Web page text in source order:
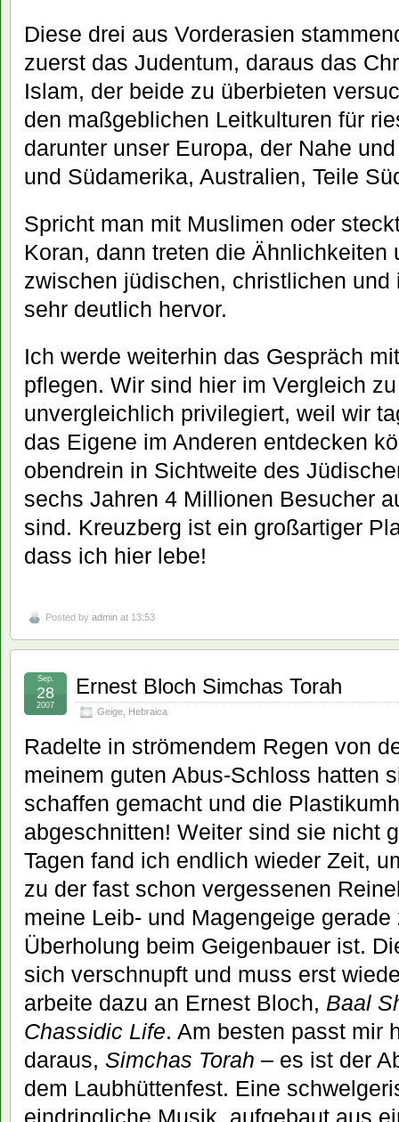
Diese drei aus Vorderasien
zuerst das Judentum, daraus das
Islam, der beide zu überbieten
den maßgeblichen Leitkulturen für
darunter unser Europa, der Nahe
und Südamerika, Australien, Teile
Spricht man mit Muslimen oder
Koran, dann treten die Ähnlichkeiten
zwischen jüdischen, christlichen
sehr deutlich hervor.
Ich werde weiterhin das Gespräch
pflegen. Wir sind hier im Vergleich
unvergleichlich privilegiert, weil wir
das Eigene im Anderen entdecken
obendrein in Sichtweite des
sechs Jahren 4 Millionen Besucher
sind. Kreuzberg ist ein großartiger
dass ich hier lebe!
Posted by admin at 13:53
Ernest Bloch Simchas Torah
Geige Hebraica
Sep.
28
2007
Radelte in strömendem Regen von
meinem guten Abus-Schloss hatten
schaffen gemacht und die
abgeschnitten! Weiter sind sie nicht
Tagen fand ich endlich wieder Zeit,
zu der fast schon vergessenen
meine Leib- und Magengeige
Überholung beim Geigenbauer ist.
sich verschnupft und muss erst
arbeite dazu an Ernest Bloch, Baal
Chassidic Life. Am besten passt mir
daraus, Simchas Torah – es ist der
dem Laubhüttenfest. Eine
eindringliche Musik, aufgebaut aus